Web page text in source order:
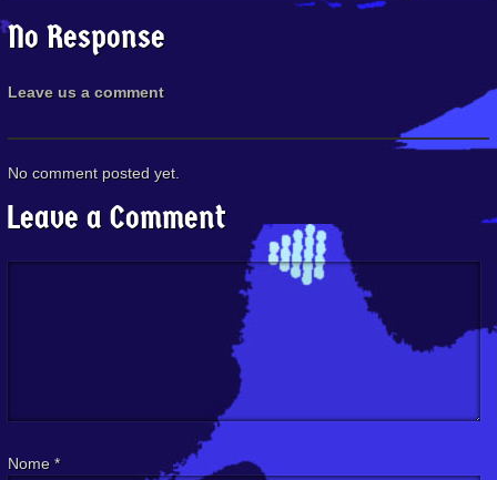
No Response
Leave us a comment
No comment posted yet.
Leave a Comment
Nome *